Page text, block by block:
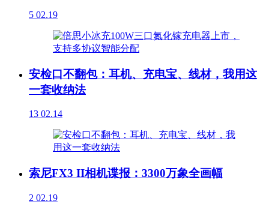
5 02.19
安检口不翻包：耳机、充电宝、线材，我用这
一套收纳法
13 02.14
索尼FX3 II相机谍报：3300万象全画幅
2 02.19